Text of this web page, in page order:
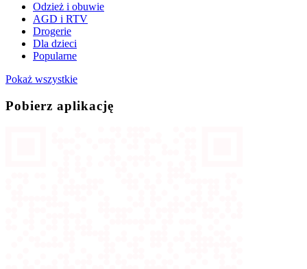
Odzież i obuwie
AGD i RTV
Drogerie
Dla dzieci
Popularne
Pokaż wszystkie
Pobierz aplikację